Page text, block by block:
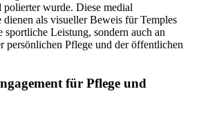
polierter wurde. Diese medial
dienen als visueller Beweis für Temples
Leistung, sondern auch an
persönlichen Pflege und der öffentlichen
für Pflege und